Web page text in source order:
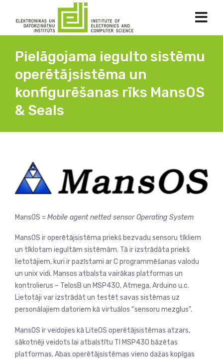
Pielāgojama iegulto sistēmu
operētājsistēma un
konfigurēšanas rīks MansOS
& Seals
MansOS = Mobile agent netted sensor Operating System
MansOS ir operētājsistēma priekš bezvadu sensoru tīkliem
un tīklotam iegultām sistēmām. Tā ir izstrādāta priekš
lietotājiem, kuri ir pazīstami ar C programmēšanas valodu
un unix vidi. Mansos atbalsta vairākas platformas un
kontrolierus – TelosB un MSP430, Atmega, Arduino u.c.
Lietotāji var izstrādāt un testēt savas sistēmas uz
personālajiem datoriem kā virtuālos “sensoru mezglus”.
MansOS ir veidojies kā LiteOS operētājsistēmas atzars,
sākotnēji veidots lai atbalstītu TI MSP430 bāzētas
platformas. Abas operētājsistēmas vieno dažas kopīgas